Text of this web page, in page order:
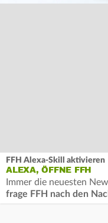
FFH Alexa-Skill aktivieren
ALEXA, ÖFFNE FFH
Immer die neuesten
frage FFH nach den